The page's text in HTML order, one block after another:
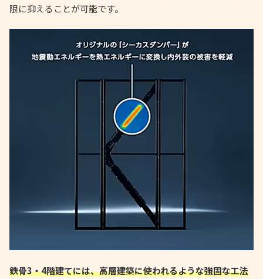
限に抑えることが可能です。
鉄骨3・4階建てには、高層建築に使われるような強固な工法